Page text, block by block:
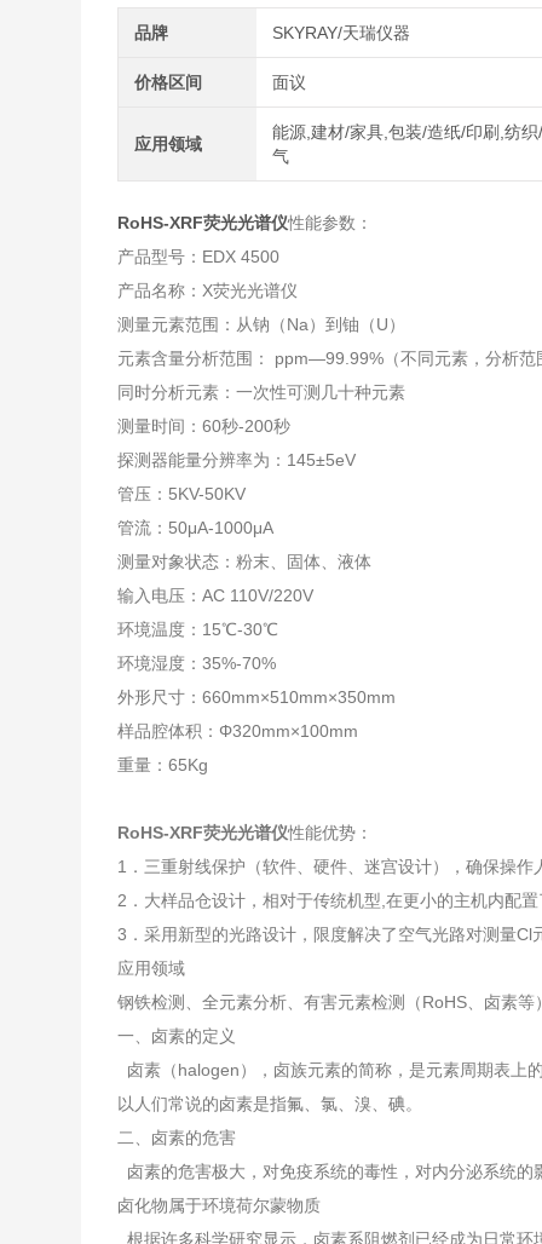
品牌 SKYRAY/天瑞仪器
价格区间 面议
应用领域
能源,建材/家具,包装/造纸/印刷,纺
气
RoHS-XRF荧光光谱仪性能参数：
产品型号：EDX 4500
产品名称：X荧光光谱仪
测量元素范围：从钠（Na）到铀（U）
元素含量分析范围： ppm—99.99%（不同元素，分析范
同时分析元素：一次性可测几十种元素
测量时间：60秒-200秒
探测器能量分辨率为：145±5eV
管压：5KV-50KV
管流：50μA-1000μA
测量对象状态：粉末、固体、液体
输入电压：AC 110V/220V
环境温度：15℃-30℃
环境湿度：35%-70%
外形尺寸：660mm×510mm×350mm
样品腔体积：Φ320mm×100mm
重量：65Kg
RoHS-XRF荧光光谱仪性能优势：
1．三重射线保护（软件、硬件、迷宫设计），确保操
2．大样品仓设计，相对于传统机型,在更小的主机内配
3．采用新型的光路设计，限度解决了空气光路对测量
应用领域
钢铁检测、全元素分析、有害元素检测（RoHS、卤素等
一、卤素的定义
卤素（halogen），卤族元素的简称，是元素周期表
以人们常说的卤素是指氟、氯、溴、碘。
二、卤素的危害
卤素的危害极大，对免疫系统的毒性，对内分泌系统
卤化物属于环境荷尔蒙物质
根据许多科学研究显示，卤素系阻燃剂已经成为日常